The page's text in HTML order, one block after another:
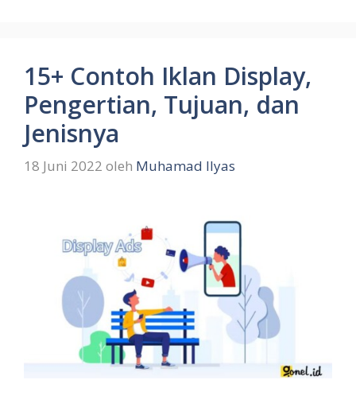
15+ Contoh Iklan Display,
Pengertian, Tujuan, dan
Jenisnya
18 Juni 2022 oleh Muhamad Ilyas